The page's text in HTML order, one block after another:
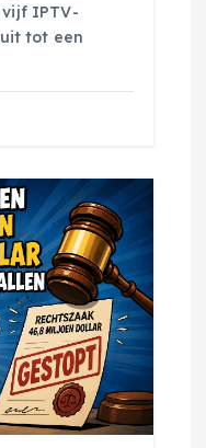
IPTV-
tot een